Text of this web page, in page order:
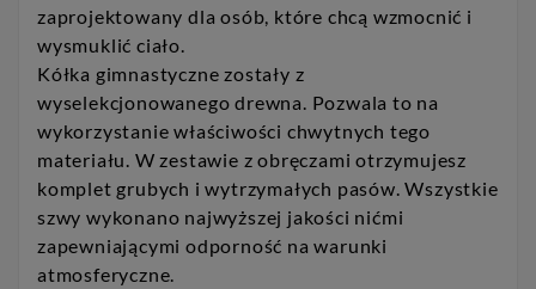
zaprojektowany dla osób, które chcą wzmocnić i
wysmuklić ciało.
Kółka gimnastyczne zostały z
wyselekcjonowanego drewna. Pozwala to na
wykorzystanie właściwości chwytnych tego
materiału. W zestawie z obręczami otrzymujesz
komplet grubych i wytrzymałych pasów. Wszystkie
szwy wykonano najwyższej jakości nićmi
zapewniającymi odporność na warunki
atmosferyczne.